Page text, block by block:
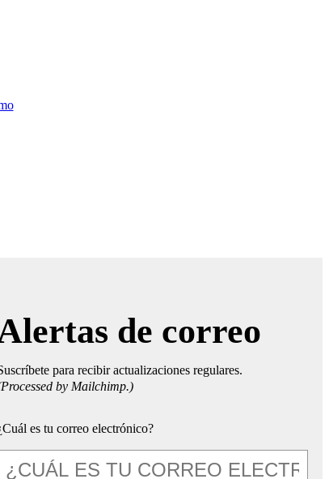
de correo
para recibir actualizaciones regulares.
by Mailchimp.)
es tu correo electrónico?